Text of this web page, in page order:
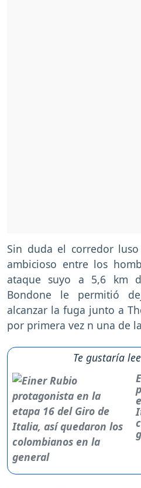
Sin duda el corredor
ambicioso entre los
ataque suyo a 5,6 km
Bondone le permitió
alcanzar la fuga junto a
por primera vez n una de
Te gustaría